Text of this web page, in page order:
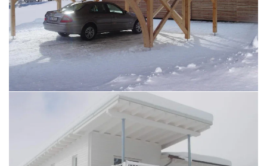
BILD ÖFFNEN